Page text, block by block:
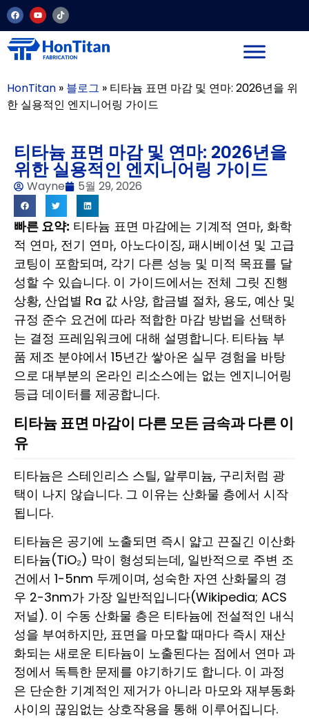
HonTitan » 블로그 » 티타늄 표면 마감 및 연마: 2026년을 위
한 실용적인 엔지니어링 가이드
티타늄 표면 마감 및 연마: 2026년을
위한 실용적인 엔지니어링 가이드
Wayne 5월 29, 2026
빠른 요약: 티타늄 표면 마감에는 기계적 연마, 화학
적 연마, 전기 연마, 아노다이징, 패시베이션 및 고급
코팅이 포함되며, 각기 다른 성능 및 미적 목표를 달
성할 수 있습니다. 이 가이드에서는 전체 그릿 진행
상황, 산업별 Ra 값 사양, 합금별 절차, 용도, 예산 및
규정 준수 요건에 따라 적합한 마감 방법을 선택하
는 결정 프레임워크에 대해 설명합니다. 티타늄 부
품 제조 분야에서 15년간 쌓아온 실무 경험을 바탕
으로 대부분의 온라인 리소스에는 없는 엔지니어링
등급 데이터를 제공합니다.
티타늄 표면 마감이 다른 모든 금속과 다른 이
유
티타늄은 스테인리스 스틸, 알루미늄, 구리처럼 광
택이 나지 않습니다. 그 이유는 산화물 층에서 시작
됩니다.
티타늄은 공기에 노출되면 즉시 얇고 끈질긴 이산화
티타늄(TiO₂) 막이 형성되는데, 일반적으로 주변 조
건에서 1-5nm 두께이며, 성숙한 자연 산화물의 경
우 2-3nm가 가장 일반적입니다(Wikipedia; ACS
저널). 이 수동 산화물 층은 티타늄에 전설적인 내식
성을 부여하지만, 표면을 마모할 때마다 즉시 재산
화되는 새로운 티타늄이 노출된다는 점에서 연마 과
정에서 독특한 문제를 야기하기도 합니다. 이 과정
은 단순한 기계적인 제거가 아니라 마모와 재부동화
사이의 끊임없는 상호작용을 통해 이루어집니다.